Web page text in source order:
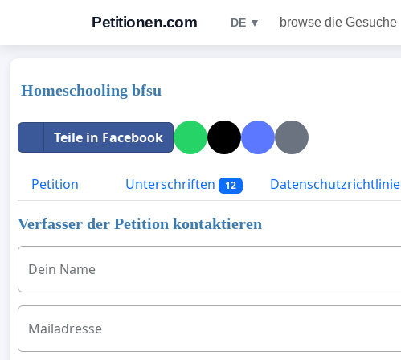
Petitionen.com DE ▼ browse die Gesuche
Homeschooling bfsu
Teile in Facebook
Petition Unterschriften 12 Datenschutzrichtlinie
Verfasser der Petition kontaktieren
Dein Name
Mailadresse